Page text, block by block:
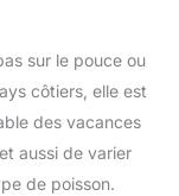
sur le pouce ou
côtiers, elle est
des vacances
aussi de varier
de poisson.